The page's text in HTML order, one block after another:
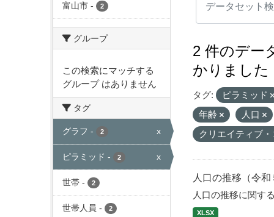
富山市 - 2
グループ
この検索にマッチする
グループ はありません
タグ
グラフ - 2 x
ピラミッド - 2 x
世帯 - 2
世帯人員 - 2
2 件のデー
かりました
タグ:
ピラミッド
年齢
人口
クリエイティブ
人口の推移（令和
人口の推移に関す
XLSX